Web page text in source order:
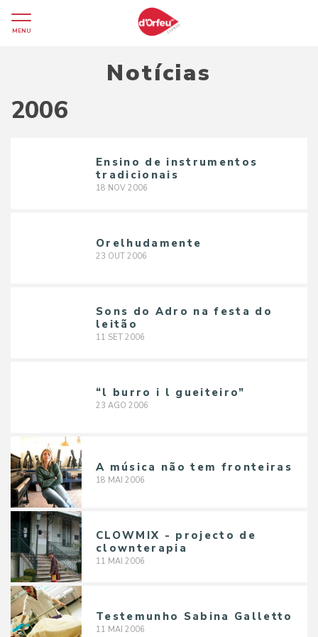
MENU
Notícias
2006
Ensino de instrumentos
tradicionais
18 NOV 2006
Orelhudamente
23 OUT 2006
Sons do Adro na festa do
leitão
11 SET 2006
“l burro i l gueiteiro”
23 AGO 2006
A música não tem fronteiras
18 MAI 2006
CLOWMIX - projecto de
clownterapia
11 MAI 2006
Testemunho Sabina Galletto
11 MAI 2006